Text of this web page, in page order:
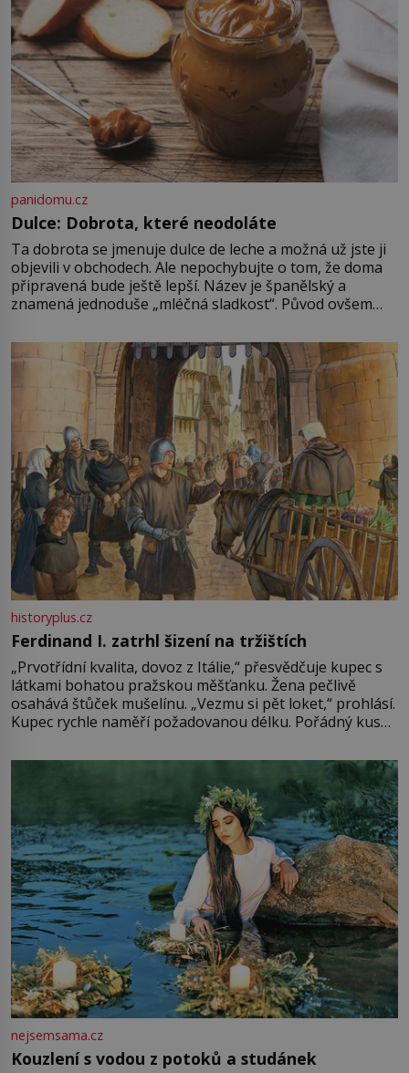
Je 27. května 1991. […]
panidomu.cz
Dulce: Dobrota, které neodoláte
Ta dobrota se jmenuje dulce de leche a možná už jste ji
objevili v obchodech. Ale nepochybujte o tom, že doma
připravená bude ještě lepší. Název je španělský a
znamená jednoduše „mléčná sladkost“. Původ ovšem
pře hned několik latinskoamerických zemí a k tomu
Francie, kde se traduje,
historyplus.cz
Ferdinand I. zatrhl šizení na tržištích
„Prvotřídní kvalita, dovoz z Itálie,“ přesvědčuje kupec s
látkami bohatou pražskou měšťanku. Žena pečlivě
osahává štůček mušelínu. „Vezmu si pět loket,“ prohlásí.
Kupec rychle naměří požadovanou délku. Pořádný kus
milostpaní. Stačí jenom na sukni,“ zhodnotí švadlena
množství růžového mušelínu. „Ošidili vás, podívejte.“
nejsemsama.cz
Kouzlení s vodou z potoků a studánek